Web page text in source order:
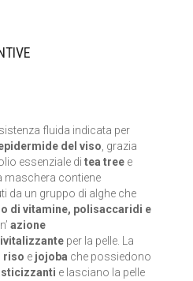
fluida indicata per
del viso , grazia
essenziale di tea tree e
maschera contiene
da un gruppo di alghe che
di vitamine, polisaccaridi e
azione
per la pelle. La
riso e jojoba che possiedono
e lasciano la pelle